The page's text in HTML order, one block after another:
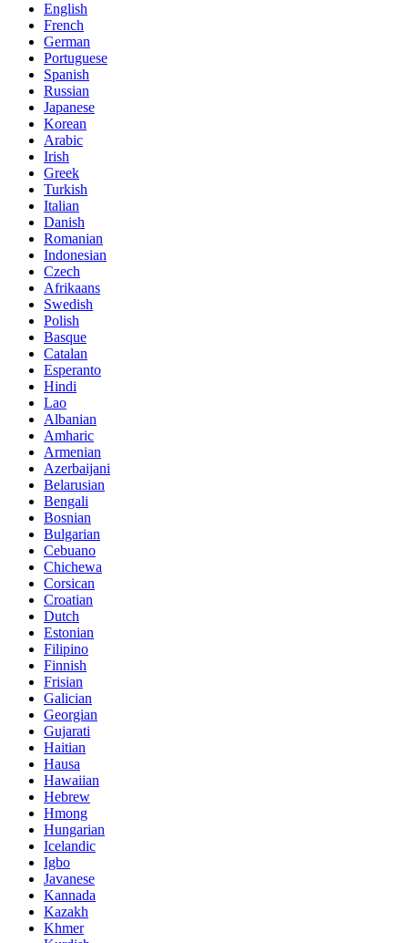
English
French
German
Portuguese
Spanish
Russian
Japanese
Korean
Arabic
Irish
Greek
Turkish
Italian
Danish
Romanian
Indonesian
Czech
Afrikaans
Swedish
Polish
Basque
Catalan
Esperanto
Hindi
Lao
Albanian
Amharic
Armenian
Azerbaijani
Belarusian
Bengali
Bosnian
Bulgarian
Cebuano
Chichewa
Corsican
Croatian
Dutch
Estonian
Filipino
Finnish
Frisian
Galician
Georgian
Gujarati
Haitian
Hausa
Hawaiian
Hebrew
Hmong
Hungarian
Icelandic
Igbo
Javanese
Kannada
Kazakh
Khmer